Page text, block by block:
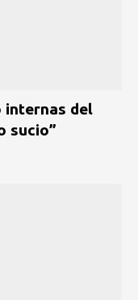
internas del
sucio”